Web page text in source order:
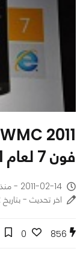
فون 7 لعام 2011
2011-02-14 - منذ 15 سنة
اخر تحديث - بتاريخ 2022-02-08
856
0